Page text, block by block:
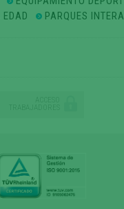
PARQUES
ACCESO
TRABAJADORES